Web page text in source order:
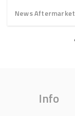
News Aftermarket
Info